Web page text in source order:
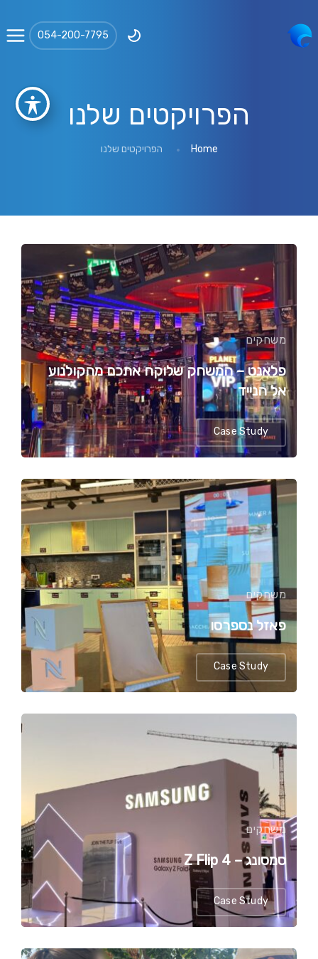
‪054-200-7795‬
הפרויקטים שלנו
Home הפרויקטים שלנו
משחקים
פלאנט – המשחק שלוקח אתכם מהקולנוע
אל הנייד
Case Study
משחקים
פאזל נספרסו
Case Study
משחקים
סמסונג – Z Flip 4
Case Study